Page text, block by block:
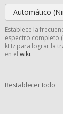
Automático
Establece la
espectro completo
kHz para lograr la
en el wiki.
Restablecer todo